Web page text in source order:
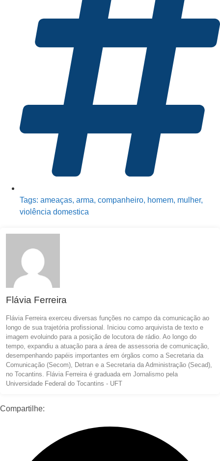
Tags: ameaças, arma, companheiro, homem, mulher,
violência domestica
Flávia Ferreira
Flávia Ferreira exerceu diversas funções no campo da comunicação ao
longo de sua trajetória profissional. Iniciou como arquivista de texto e
imagem evoluindo para a posição de locutora de rádio. Ao longo do
tempo, expandiu a atuação para a área de assessoria de comunicação,
desempenhando papéis importantes em órgãos como a Secretaria da
Comunicação (Secom), Detran e a Secretaria da Administração (Secad),
no Tocantins. Flávia Ferreira é graduada em Jornalismo pela
Universidade Federal do Tocantins - UFT
Compartilhe: